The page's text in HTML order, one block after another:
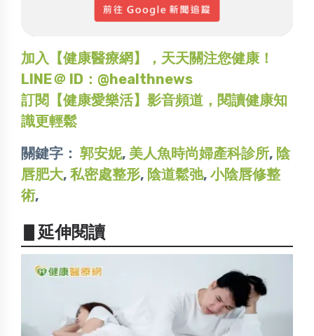
加入【健康醫療網】，天天關注您健康！
LINE＠ ID：@healthnews
訂閱【健康愛樂活】影音頻道，閱讀健康知
識更輕鬆
關鍵字： 郭安妮, 美人魚時尚婦產科診所, 陰
唇肥大, 私密處整形, 陰道鬆弛, 小陰唇修整
術,
▋延伸閱讀